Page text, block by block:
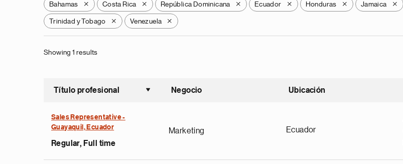
Bahamas X Costa Rica X República Dominicana X Ecuador X Honduras X Jamaica X
Trinidad y Tobago X Venezuela X
Showing 1 results
Título profesional
Ordenar ascendente
Negocio Ubicación
Sales Representative -
Guayaquil, Ecuador
Regular, Full time
Marketing Ecuador